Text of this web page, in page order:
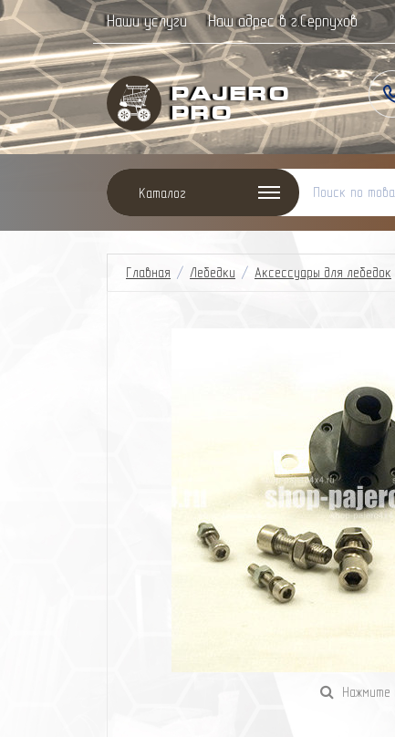
Наши услуги Наш адрес в г.Серпухов
Pajero
Pro
Каталог
Главная / Лебедки / Аксессуары для лебедок
Нажмите